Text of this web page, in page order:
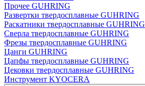
Прочее GUHRING
Развертки твердосплавные GUHRING
Раскатники твердосплавные GUHRING
Сверла твердосплавные GUHRING
Фрезы твердосплавные GUHRING
Цанги GUHRING
Цапфы твердосплавные GUHRING
Цековки твердосплавные GUHRING
Инструмент KYOCERA